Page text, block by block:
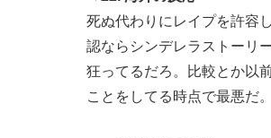
死ぬ代わりにレイプを許容
認ならシンデレラストーリ
狂ってるだろ。比較とか以
ことをしてる時点で最悪だ。